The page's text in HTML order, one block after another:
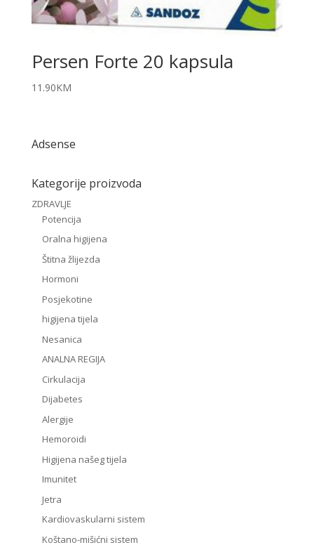
Persen Forte 20 kapsula
11.90KM
Adsense
Kategorije proizvoda
ZDRAVLJE
Potencija
Oralna higijena
Štitna žlijezda
Hormoni
Posjekotine
higijena tijela
Nesanica
ANALNA REGIJA
Cirkulacija
Dijabetes
Alergije
Hemoroidi
Higijena našeg tijela
Imunitet
Jetra
Kardiovaskularni sistem
Koštano-mišićni sistem